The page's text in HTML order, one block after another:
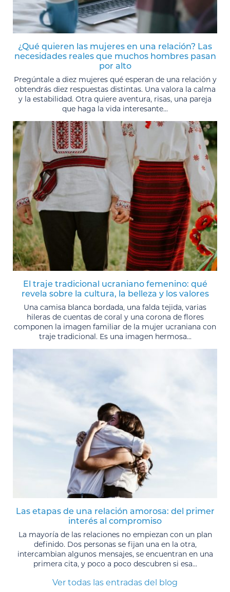
¿Qué quieren las mujeres en una relación? Las
necesidades reales que muchos hombres pasan
por alto
Pregúntale a diez mujeres qué esperan de una relación y
obtendrás diez respuestas distintas. Una valora la calma
y la estabilidad. Otra quiere aventura, risas, una pareja
que haga la vida interesante...
El traje tradicional ucraniano femenino: qué
revela sobre la cultura, la belleza y los valores
Una camisa blanca bordada, una falda tejida, varias
hileras de cuentas de coral y una corona de flores
componen la imagen familiar de la mujer ucraniana con
traje tradicional. Es una imagen hermosa...
Las etapas de una relación amorosa: del primer
interés al compromiso
La mayoría de las relaciones no empiezan con un plan
definido. Dos personas se fijan una en la otra,
intercambian algunos mensajes, se encuentran en una
primera cita, y poco a poco descubren si esa...
Ver todas las entradas del blog